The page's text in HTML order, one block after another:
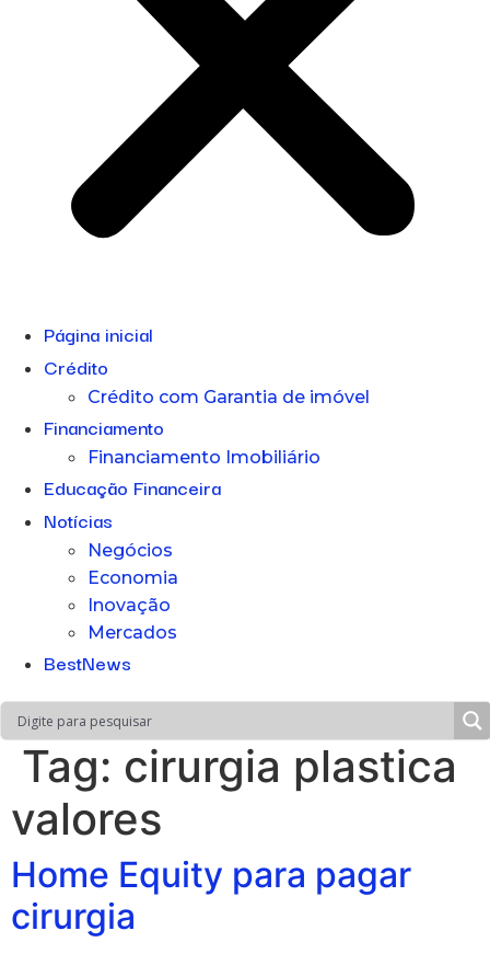
Página inicial
Crédito
Crédito com Garantia de imóvel
Financiamento
Financiamento Imobiliário
Educação Financeira
Notícias
Negócios
Economia
Inovação
Mercados
BestNews
Tag: cirurgia plastica
valores
Home Equity para pagar
cirurgia